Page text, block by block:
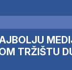
TRŽIŠTU